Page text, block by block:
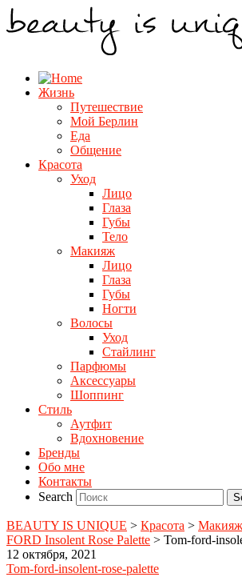
Жизнь
Путешествие
Мой Берлин
Еда
Общение
Красота
Уход
Лицо
Глаза
Губы
Тело
Макияж
Лицо
Глаза
Губы
Ногти
Волосы
Уход
Стайлинг
Парфюмы
Аксессуары
Шоппинг
Стиль
Аутфит
Вдохновение
Бренды
Обо мне
Контакты
Search
BEAUTY IS UNIQUE > Красота > Макияж
FORD Insolent Rose Palette > Tom-ford-
12 октября, 2021
Tom-ford-insolent-rose-palette